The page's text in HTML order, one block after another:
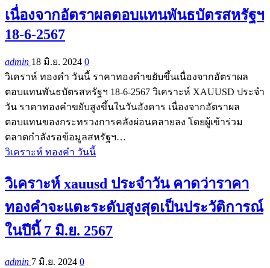
เนื่องจากอัตราผลตอบแทนพันธบัตรสหรัฐฯ
18-6-2567
admin 18 มิ.ย. 2024 0
วิเคราห์ ทองคำ วันนี้ ราคาทองคำขยับขึ้นเนื่องจากอัตราผล
ตอบแทนพันธบัตรสหรัฐฯ 18-6-2567 วิเคราะห์ XAUUSD ประจำ
วัน ราคาทองคำขยับสูงขึ้นในวันอังคาร เนื่องจากอัตราผล
ตอบแทนของกระทรวงการคลังผ่อนคลายลง โดยผู้เข้าร่วม
ตลาดกำลังรอข้อมูลสหรัฐฯ…
วิเคราะห์ ทองคำ วันนี้
วิเคราะห์ xauusd ประจำวัน คาดว่าราคา
ทองคำจะแตะระดับสูงสุดเป็นประวัติการณ์
ในปีนี้ 7 มิ.ย. 2567
admin 7 มิ.ย. 2024 0